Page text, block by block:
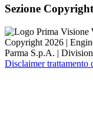
Sezione Copyright
Copyright 2026 |
Parma S.p.A. |
Disclaimer trattamento